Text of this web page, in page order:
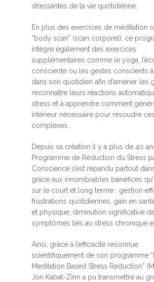
stressantes de la vie quotidienne.
En plus des exercices de méditation
“body scan” (scan corporel), ce
intègre également des exercices
supplémentaires comme le yoga,
consciente ou les gestes conscients
dans son quotidien afin d’amener les
reconnaître leurs réactions
stress et à apprendre comment
intérieur nécessaire pour résoudre
complexes.
Depuis sa création il y a plus de 40
Programme de Réduction du Stress
Conscience s’est répandu partout
grâce aux innombrables bénéfices
sur le court et long terme : gestion
frustrations quotidiennes, gain en
et physique, diminution significative
symptômes liés au stress chronique
Ainsi, grâce à l’efficacité reconnue
scientifiquement de son programme
Meditation Based Stress Reduction”
Jon Kabat-Zinn a pu transmettre au